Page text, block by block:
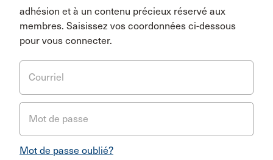
adhésion et à un contenu précieux réservé aux
membres. Saisissez vos coordonnées ci-dessous
pour vous connecter.
Courriel
Mot de passe
Mot de passe oublié?